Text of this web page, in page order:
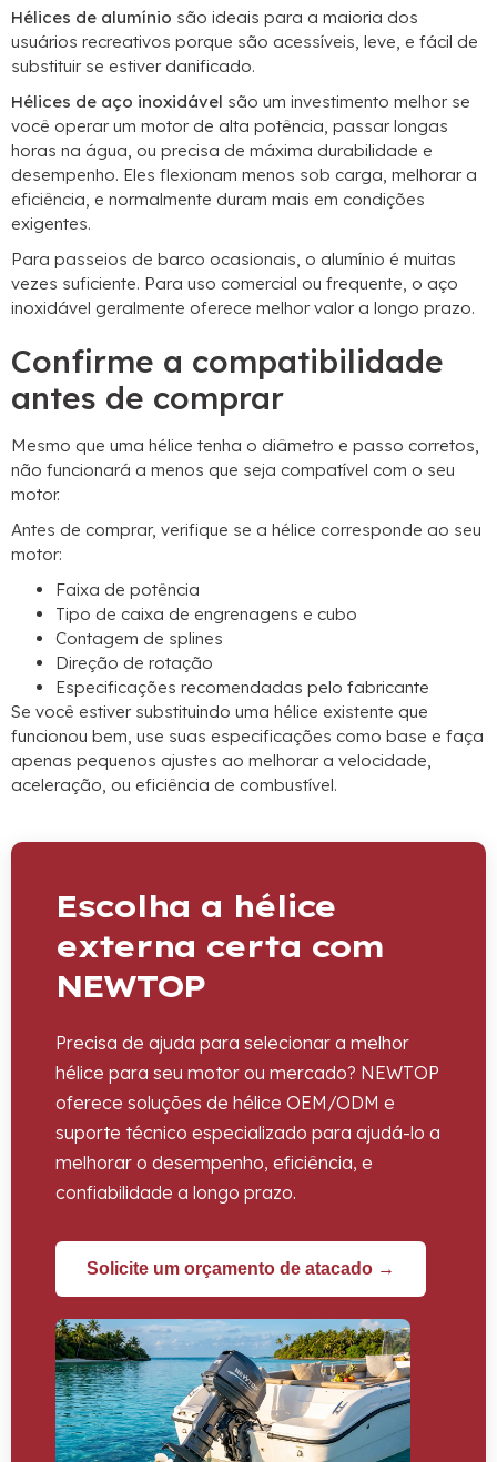
Hélices de alumínio são ideais para a maioria dos
usuários recreativos porque são acessíveis, leve, e fácil de
substituir se estiver danificado.
Hélices de aço inoxidável são um investimento melhor se
você operar um motor de alta potência, passar longas
horas na água, ou precisa de máxima durabilidade e
desempenho. Eles flexionam menos sob carga, melhorar a
eficiência, e normalmente duram mais em condições
exigentes.
Para passeios de barco ocasionais, o alumínio é muitas
vezes suficiente. Para uso comercial ou frequente, o aço
inoxidável geralmente oferece melhor valor a longo prazo.
Confirme a compatibilidade
antes de comprar
Mesmo que uma hélice tenha o diâmetro e passo corretos,
não funcionará a menos que seja compatível com o seu
motor.
Antes de comprar, verifique se a hélice corresponde ao seu
motor:
Faixa de potência
Tipo de caixa de engrenagens e cubo
Contagem de splines
Direção de rotação
Especificações recomendadas pelo fabricante
Se você estiver substituindo uma hélice existente que
funcionou bem, use suas especificações como base e faça
apenas pequenos ajustes ao melhorar a velocidade,
aceleração, ou eficiência de combustível.
Escolha a hélice
externa certa com
NEWTOP
Precisa de ajuda para selecionar a melhor
hélice para seu motor ou mercado? NEWTOP
oferece soluções de hélice OEM/ODM e
suporte técnico especializado para ajudá-lo a
melhorar o desempenho, eficiência, e
confiabilidade a longo prazo.
Solicite um orçamento de atacado →